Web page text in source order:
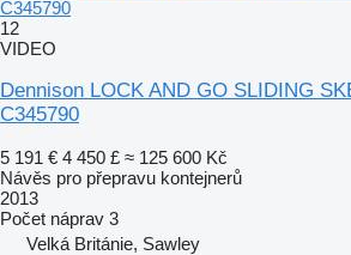
C345790
12
VIDEO
Dennison LOCK AND GO SLIDING
C345790
5 191 € 4 450 £ ≈ 125 600 Kč
Návěs pro přepravu kontejnerů
2013
Počet náprav 3
Velká Británie, Sawley